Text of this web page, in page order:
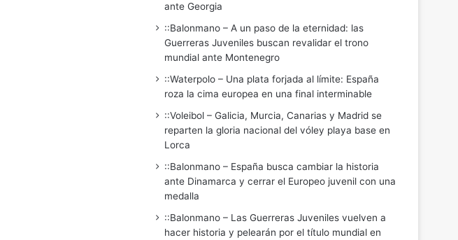
ante Georgia
::Balonmano – A un paso de la eternidad: las
Guerreras Juveniles buscan revalidar el trono
mundial ante Montenegro
::Waterpolo – Una plata forjada al límite: España
roza la cima europea en una final interminable
::Voleibol – Galicia, Murcia, Canarias y Madrid se
reparten la gloria nacional del vóley playa base en
Lorca
::Balonmano – España busca cambiar la historia
ante Dinamarca y cerrar el Europeo juvenil con una
medalla
::Balonmano – Las Guerreras Juveniles vuelven a
hacer historia y pelearán por el título mundial en